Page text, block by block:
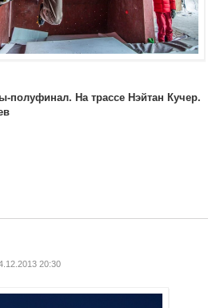
полуфинал. На трассе Нэйтан Кучер.
20:30